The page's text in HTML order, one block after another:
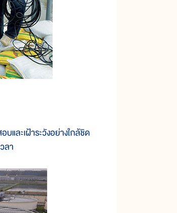
ะเฝ้าระวังอย่างใกล้ชิด
ลา